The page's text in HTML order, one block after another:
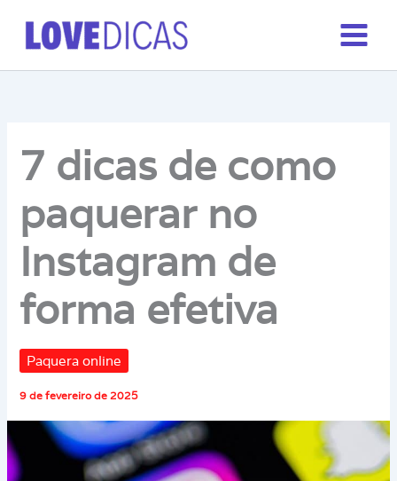
para
7 dicas de como
paquerar no
Instagram de
forma efetiva
Paquera online
9 de fevereiro de 2025